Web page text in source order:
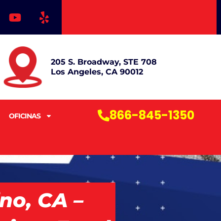
Y
o
u
t
u
b
e
Y
e
l
205 S. Broadway, STE 708
Los Angeles, CA 90012
OFICINAS 866-845-1350
CA –